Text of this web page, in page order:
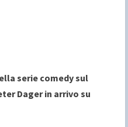
serie comedy sul
Dager in arrivo su